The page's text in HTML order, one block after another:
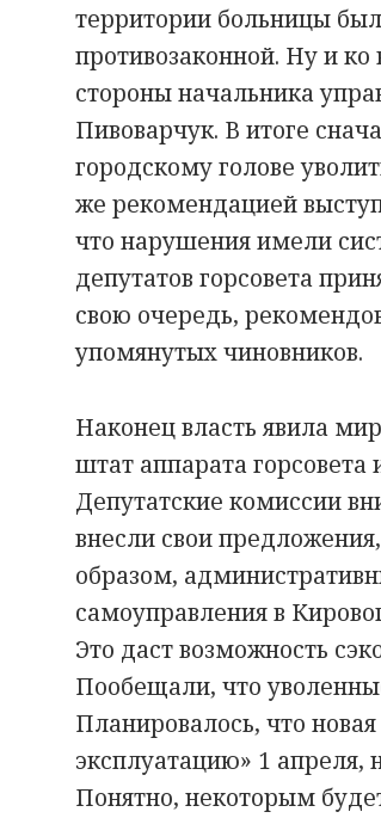
территории больницы
противозаконной. Ну и ко
стороны начальника
Пивоварчук. В итоге
городскому голове
же рекомендацией
что нарушения имели
депутатов горсовета
свою очередь,
упомянутых чиновников.
Наконец власть явила
штат аппарата горсовета
Депутатские комиссии
внесли свои
образом,
самоуправления в
Это даст возможность
Пообещали, что
Планировалось, что
эксплуатацию» 1 апреля,
Понятно, некоторым